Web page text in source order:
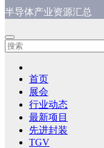
半导体产业资源汇总
首页
展会
行业动态
最新项目
先进封装
TGV